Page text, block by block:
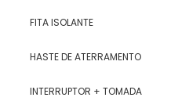
FITA ISOLANTE
HASTE DE ATERRAMENTO
INTERRUPTOR + TOMADA